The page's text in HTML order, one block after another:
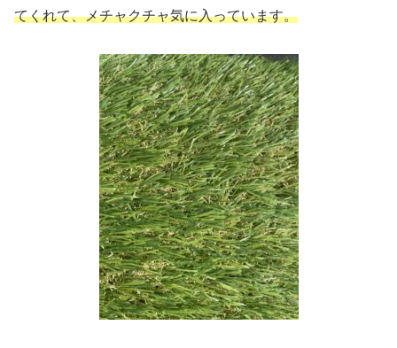
てくれて、メチャクチャ気に入っています。